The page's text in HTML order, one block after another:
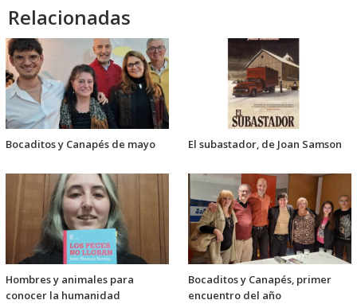
Relacionadas
Bocaditos y Canapés de mayo El subastador, de Joan Samson
Hombres y animales para
conocer la humanidad
Bocaditos y Canapés, primer
encuentro del año